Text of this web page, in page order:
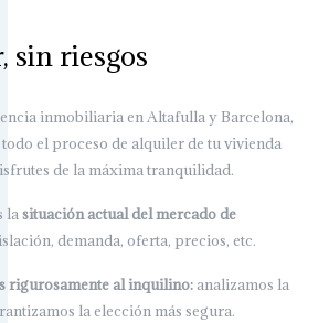
sin riesgos
inmobiliaria en Altafulla y Barcelona,
el proceso de alquiler de tu vivienda
de la máxima tranquilidad.
lasituación actual del mercado de
demanda, oferta, precios, etc.
rigurosamente al inquilino:analizamos la
la elección más segura.